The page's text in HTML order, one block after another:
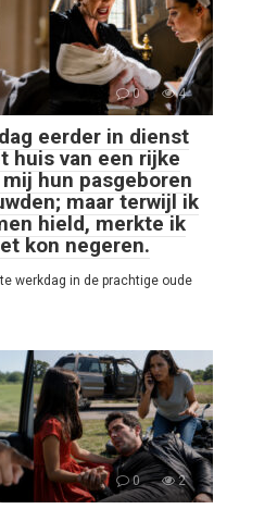
0 4
eerder in dienst
huis van een rijke
hun pasgeboren
maar terwijl ik
hield, merkte ik
kon negeren.
werkdag in de prachtige oude
0 2